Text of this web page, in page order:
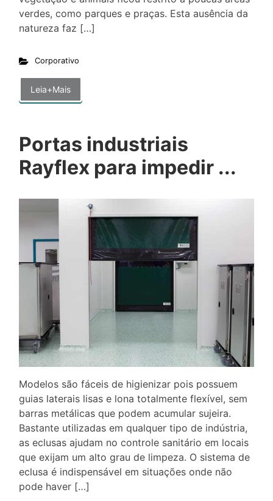
verdes, como parques e praças. Esta ausência da
natureza faz […]
Corporativo
Leia+Mais
Portas industriais
Rayflex para impedir ...
Modelos são fáceis de higienizar pois possuem
guias laterais lisas e lona totalmente flexível, sem
barras metálicas que podem acumular sujeira.
Bastante utilizadas em qualquer tipo de indústria,
as eclusas ajudam no controle sanitário em locais
que exijam um alto grau de limpeza. O sistema de
eclusa é indispensável em situações onde não
pode haver […]